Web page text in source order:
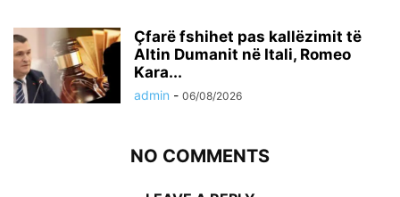
Çfarë fshihet pas kallëzimit të
Altin Dumanit në Itali, Romeo
Kara...
admin - 06/08/2026
NO COMMENTS